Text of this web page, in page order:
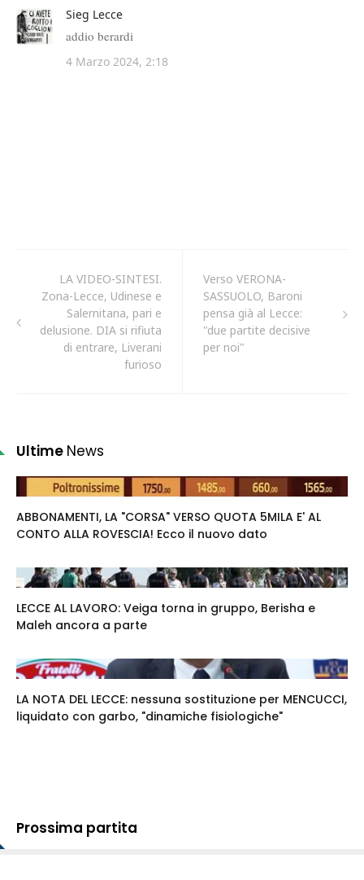
LA VIDEO-SINTESI.
Zona-Lecce, Udinese e
Salernitana, pari e
delusione. DIA si rifiuta
di entrare, Liverani
furioso
Verso VERONA-
SASSUOLO, Baroni
pensa già al Lecce:
"due partite decisive
per noi"
Ultime News
ABBONAMENTI, LA "CORSA" VERSO QUOTA 5MILA E' AL
CONTO ALLA ROVESCIA! Ecco il nuovo dato
LECCE AL LAVORO: Veiga torna in gruppo, Berisha e
Maleh ancora a parte
LA NOTA DEL LECCE: nessuna sostituzione per MENCUCCI,
liquidato con garbo, "dinamiche fisiologiche"
Prossima partita